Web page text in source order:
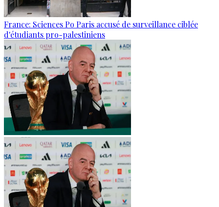
France: Sciences Po Paris accusé de surveillance ciblée
d'étudiants pro-palestiniens